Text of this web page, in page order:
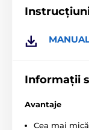
reacționează
1.
Informații
Avantaje
Cea mai